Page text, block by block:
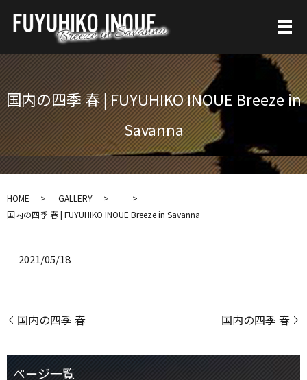
国内の四季 春 | FUYUHIKO INOUE Breeze in
Savanna
HOME
GALLERY
国内の四季 春 | FUYUHIKO INOUE Breeze in Savanna
2021/05/18
国内の四季 春 国内の四季 春